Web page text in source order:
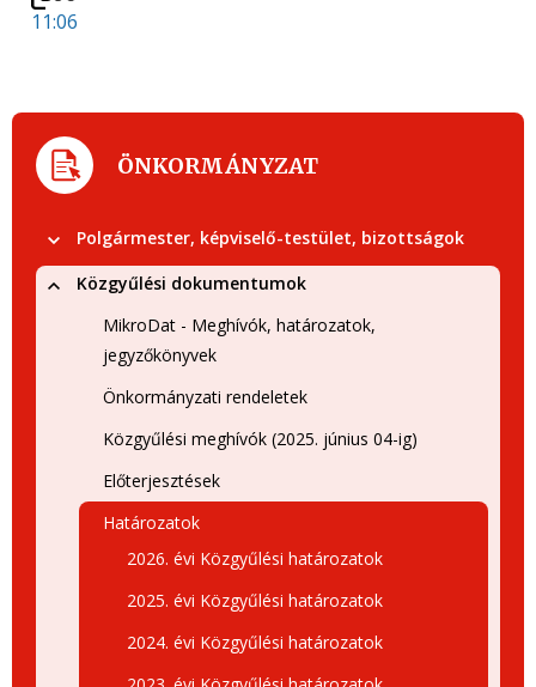
11:06
ÖNKORMÁNYZAT
Polgármester, képviselő-testület, bizottságok
Közgyűlési dokumentumok
MikroDat - Meghívók, határozatok,
jegyzőkönyvek
Önkormányzati rendeletek
Közgyűlési meghívók (2025. június 04-ig)
Előterjesztések
Határozatok
2026. évi Közgyűlési határozatok
2025. évi Közgyűlési határozatok
2024. évi Közgyűlési határozatok